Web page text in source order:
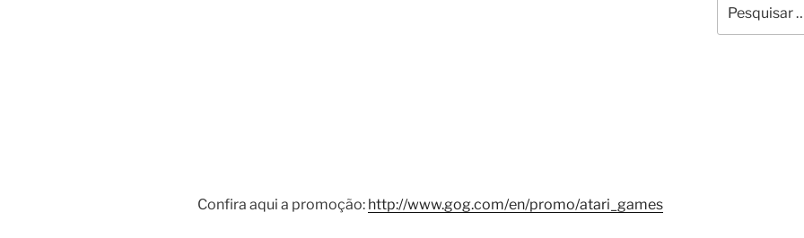
Confira aqui a promoção: http://www.gog.com/en/promo/atari_games
por: